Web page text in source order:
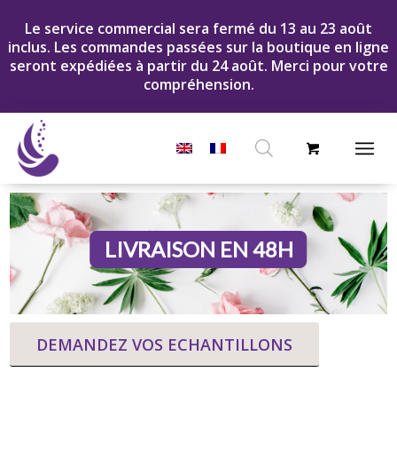
Le service commercial sera fermé du 13 au 23 août
inclus. Les commandes passées sur la boutique en ligne
seront expédiées à partir du 24 août. Merci pour votre
compréhension.
Recherche
produits
LIVRAISON EN 48H
DEMANDEZ VOS ECHANTILLONS